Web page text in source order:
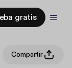
gratis
Compartir